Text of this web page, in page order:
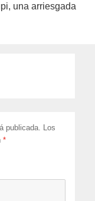
una arriesgada
publicada. Los
*